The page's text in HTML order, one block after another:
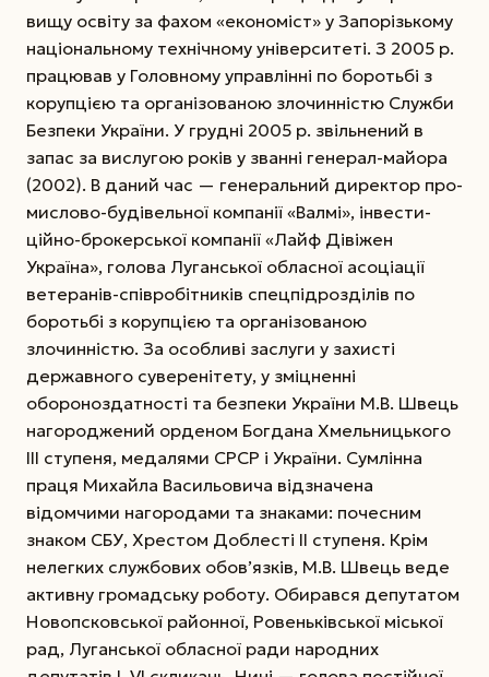
вищу освіту за фахом «економіст» у Запорізькому
національному технічному університеті. З 2005 р.
працював у Головному управлінні по боротьбі з
корупцією та організованою злочинністю Служби
Безпеки України. У грудні 2005 р. звільнений в
запас за вислугою років у званні генерал-майора
(2002). В даний час — генеральний директор про-
мислово-будівельної компанії «Валмі», інвести-
ційно-брокерської компанії «Лайф Дівіжен
Україна», голова Луганської обласної асоціації
ветеранів-співробітників спецпідрозділів по
боротьбі з корупцією та організованою
злочинністю. За особливі заслуги у захисті
державного суверенітету, у зміцненні
обороноздатності та безпеки України М.В. Швець
нагороджений орденом Богдана Хмельницького
III ступеня, медалями СРСР і України. Сумлінна
праця Михайла Васильовича відзначена
відомчими нагородами та знаками: почесним
знаком СБУ, Хрестом Доблесті II ступеня. Крім
нелегких службових обов’язків, М.В. Швець веде
активну громадську роботу. Обирався депутатом
Новопсковської районної, Ровеньківської міської
рад, Луганської обласної ради народних